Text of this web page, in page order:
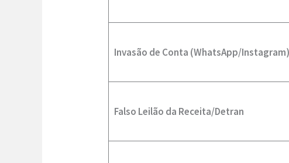
Invasão de Conta (WhatsApp/Instagram)
Falso Leilão da Receita/Detran